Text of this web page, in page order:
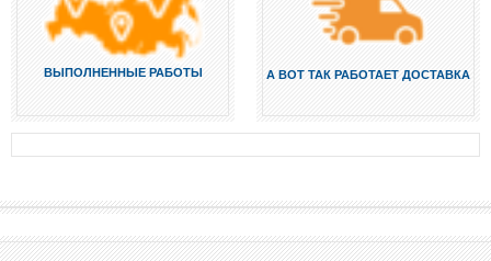
ВЫПОЛНЕННЫЕ РАБОТЫ А ВОТ ТАК РАБОТАЕТ ДОСТАВКА